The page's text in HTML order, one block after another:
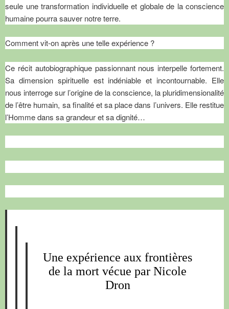
seule une transformation individuelle et globale de la conscience
humaine pourra sauver notre terre.
Comment vit-on après une telle expérience ?
Ce récit autobiographique passionnant nous interpelle fortement.
Sa dimension spirituelle est indéniable et incontournable. Elle
nous interroge sur l’origine de la conscience, la pluridimensionalité
de l’être humain, sa finalité et sa place dans l’univers. Elle restitue
l’Homme dans sa grandeur et sa dignité…
Une expérience aux frontières
de la mort vécue par Nicole
Dron